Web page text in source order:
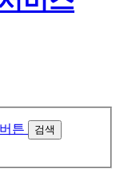
검색